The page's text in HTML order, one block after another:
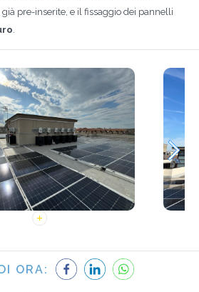
pre-inserite, e il fissaggio dei pannelli
.
ORA: